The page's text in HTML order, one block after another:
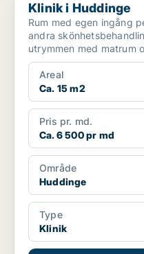
Klinik i Huddinge
Rum med egen ingång
andra
utrymmen med matrum
tvättstuga.
Areal
Ca. 15 m2
Pris pr. md.
Ca. 6 500 pr md
Område
Huddinge
Type
Klinik